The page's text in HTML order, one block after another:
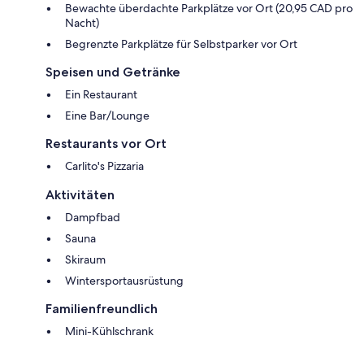
Bewachte überdachte Parkplätze vor Ort (20,95 CAD pro
Nacht)
Begrenzte Parkplätze für Selbstparker vor Ort
Speisen und Getränke
Ein Restaurant
Eine Bar/Lounge
Restaurants vor Ort
Carlito's Pizzaria
Aktivitäten
Dampfbad
Sauna
Skiraum
Wintersportausrüstung
Familienfreundlich
Mini-Kühlschrank